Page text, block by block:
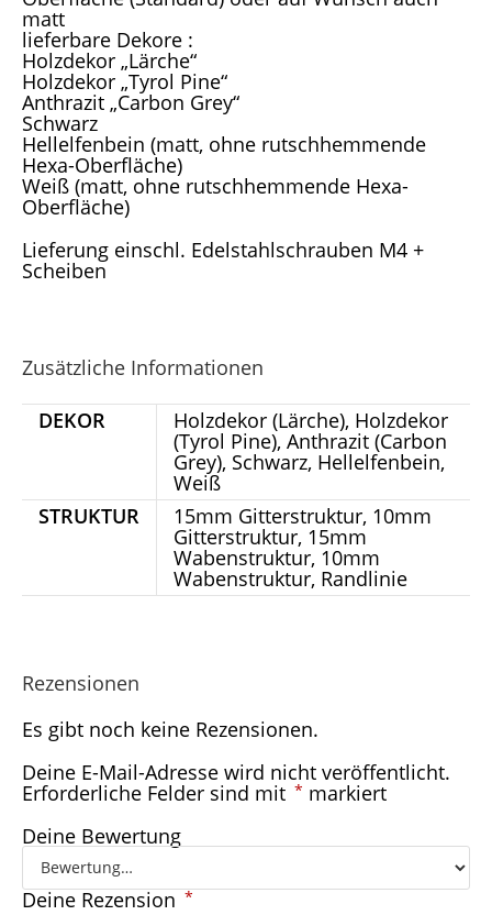
matt
lieferbare Dekore :
Holzdekor „Lärche“
Holzdekor „Tyrol Pine“
Anthrazit „Carbon Grey“
Schwarz
Hellelfenbein (matt, ohne rutschhemmende
Hexa-Oberfläche)
Weiß (matt, ohne rutschhemmende Hexa-
Oberfläche)
Lieferung einschl. Edelstahlschrauben M4 +
Scheiben
Zusätzliche Informationen
DEKOR
Holzdekor (Lärche), Holzdekor
(Tyrol Pine), Anthrazit (Carbon
Grey), Schwarz, Hellelfenbein,
Weiß
STRUKTUR
15mm Gitterstruktur, 10mm
Gitterstruktur, 15mm
Wabenstruktur, 10mm
Wabenstruktur, Randlinie
Rezensionen
Es gibt noch keine Rezensionen.
Deine E-Mail-Adresse wird nicht veröffentlicht.
Erforderliche Felder sind mit * markiert
Deine Bewertung
Deine Rezension *